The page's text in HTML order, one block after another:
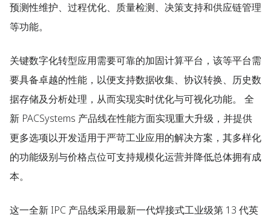
预测性维护、过程优化、质量检测、决策支持和供应链管理
等功能。
关键数字化转型应用需要可靠的加固计算平台，该等平台需
要具备卓越的性能，以便支持数据收集、协议转换、历史数
据存储及分析处理，从而实现实时优化与可视化功能。 全
新 PACSystems 产品线在性能方面实现重大升级，并提供
更多选项以开发适用于严苛工业应用的解决方案，其多样化
的功能级别与价格点位可支持规模化运营并降低总体拥有成
本。
这一全新 IPC 产品线采用最新一代焊接式工业级第 13 代英